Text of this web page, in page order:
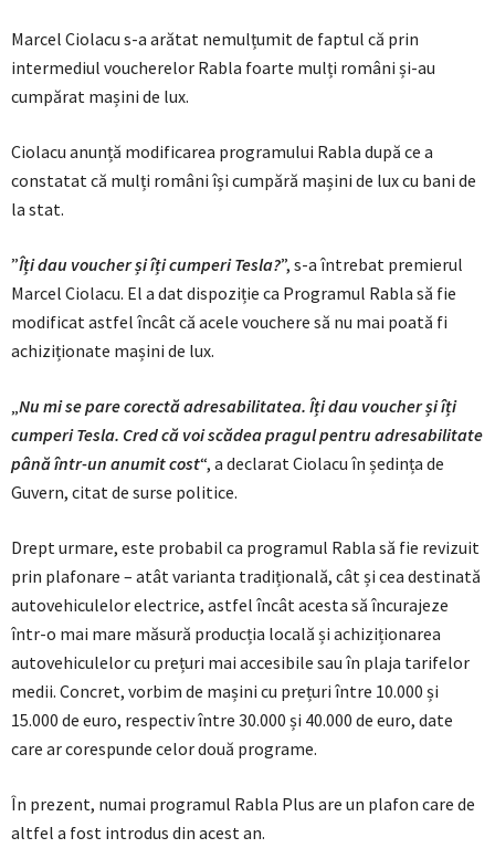
Marcel Ciolacu s-a arătat nemulțumit de faptul că prin
intermediul voucherelor Rabla foarte mulți români și-au
cumpărat mașini de lux.
Ciolacu anunță modificarea programului Rabla după ce a
constatat că mulți români își cumpără mașini de lux cu bani de
la stat.
”Îți dau voucher și îți cumperi Tesla?”, s-a întrebat premierul
Marcel Ciolacu. El a dat dispoziție ca Programul Rabla să fie
modificat astfel încât că acele vouchere să nu mai poată fi
achiziționate mașini de lux.
Nu mi se pare corectă adresabilitatea. Îți dau voucher și îți
cumperi Tesla. Cred că voi scădea pragul pentru adresabilitate
până într-un anumit cost“, a declarat Ciolacu în ședința de
Guvern, citat de surse politice.
Drept urmare, este probabil ca programul Rabla să fie revizuit
prin plafonare – atât varianta tradițională, cât și cea destinată
autovehiculelor electrice, astfel încât acesta să încurajeze
într-o mai mare măsură producția locală și achiziționarea
autovehiculelor cu prețuri mai accesibile sau în plaja tarifelor
medii. Concret, vorbim de mașini cu prețuri între 10.000 și
15.000 de euro, respectiv între 30.000 și 40.000 de euro, date
care ar corespunde celor două programe.
În prezent, numai programul Rabla Plus are un plafon care de
altfel a fost introdus din acest an.